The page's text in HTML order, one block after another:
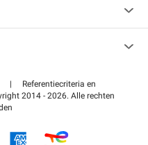
|
Referentiecriteria en
2014 - 2026. Alle rechten